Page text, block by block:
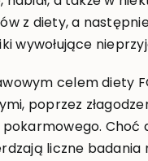
z diety, a
wywołujące
celem diety
poprzez
pokarmowego.
liczne badania